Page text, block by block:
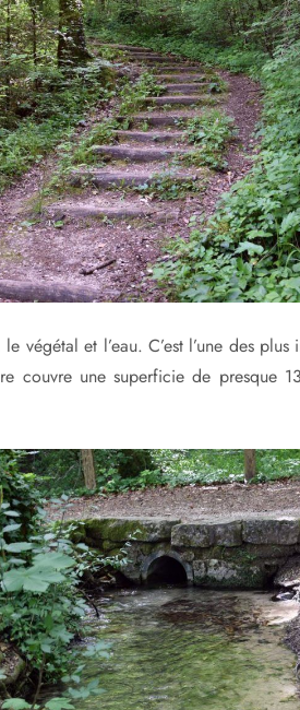
et l’eau. C’est l’une des plus
une superficie de presque